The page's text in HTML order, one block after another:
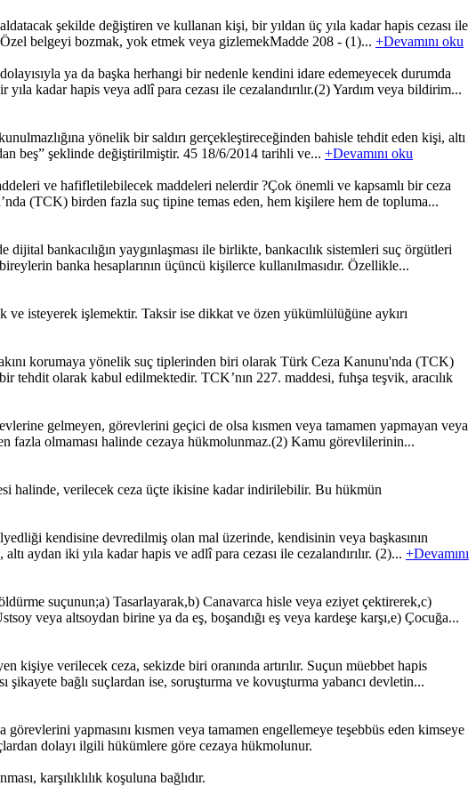
şekilde değiştiren ve kullanan kişi, bir yıldan üç yıla kadar hapis cezası ile
belgeyi bozmak, yok etmek veya gizlemekMadde 208 - (1)... +Devamını oku
ya da başka herhangi bir nedenle kendini idare edemeyecek durumda
kadar hapis veya adlî para cezası ile cezalandırılır.(2) Yardım veya bildirim...
yönelik bir saldırı gerçekleştireceğinden bahisle tehdit eden kişi, altı
beş” şeklinde değiştirilmiştir. 45 18/6/2014 tarihli ve... +Devamını oku
ve hafifletilebilecek maddeleri nelerdir ?Çok önemli ve kapsamlı bir ceza
(TCK) birden fazla suç tipine temas eden, hem kişilere hem de topluma...
bankacılığın yaygınlaşması ile birlikte, bankacılık sistemleri suç örgütleri
banka hesaplarının üçüncü kişilerce kullanılmasıdır. Özellikle...
isteyerek işlemektir. Taksir ise dikkat ve özen yükümlülüğüne aykırı
korumaya yönelik suç tiplerinden biri olarak Türk Ceza Kanunu'nda (TCK)
tehdit olarak kabul edilmektedir. TCK’nın 227. maddesi, fuhşa teşvik, aracılık
gelmeyen, görevlerini geçici de olsa kısmen veya tamamen yapmayan veya
fazla olmaması halinde cezaya hükmolunmaz.(2) Kamu görevlilerinin...
halinde, verilecek ceza üçte ikisine kadar indirilebilir. Bu hükmün
kendisine devredilmiş olan mal üzerinde, kendisinin veya başkasının
aydan iki yıla kadar hapis ve adlî para cezası ile cezalandırılır. (2)... +Devamını
suçunun;a) Tasarlayarak,b) Canavarca hisle veya eziyet çektirerek,c)
veya altsoydan birine ya da eş, boşandığı eş veya kardeşe karşı,e) Çocuğa...
kişiye verilecek ceza, sekizde biri oranında artırılır. Suçun müebbet hapis
şikayete bağlı suçlardan ise, soruşturma ve kovuşturma yabancı devletin...
yapmasını kısmen veya tamamen engellemeye teşebbüs eden kimseye
dolayı ilgili hükümlere göre cezaya hükmolunur.
karşılıklılık koşuluna bağlıdır.